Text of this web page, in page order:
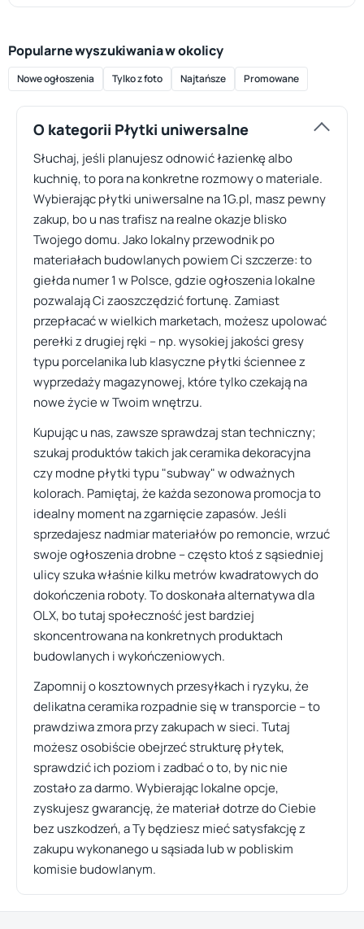
Popularne wyszukiwania w okolicy
Nowe ogłoszenia Tylko z foto Najtańsze Promowane
O kategorii Płytki uniwersalne
Słuchaj, jeśli planujesz odnowić łazienkę albo
kuchnię, to pora na konkretne rozmowy o materiale.
Wybierając płytki uniwersalne na 1G.pl, masz pewny
zakup, bo u nas trafisz na realne okazje blisko
Twojego domu. Jako lokalny przewodnik po
materiałach budowlanych powiem Ci szczerze: to
giełda numer 1 w Polsce, gdzie ogłoszenia lokalne
pozwalają Ci zaoszczędzić fortunę. Zamiast
przepłacać w wielkich marketach, możesz upolować
perełki z drugiej ręki – np. wysokiej jakości gresy
typu porcelanika lub klasyczne płytki ściennee z
wyprzedaży magazynowej, które tylko czekają na
nowe życie w Twoim wnętrzu.
Kupując u nas, zawsze sprawdzaj stan techniczny;
szukaj produktów takich jak ceramika dekoracyjna
czy modne płytki typu "subway" w odważnych
kolorach. Pamiętaj, że każda sezonowa promocja to
idealny moment na zgarnięcie zapasów. Jeśli
sprzedajesz nadmiar materiałów po remoncie, wrzuć
swoje ogłoszenia drobne – często ktoś z sąsiedniej
ulicy szuka właśnie kilku metrów kwadratowych do
dokończenia roboty. To doskonała alternatywa dla
OLX, bo tutaj społeczność jest bardziej
skoncentrowana na konkretnych produktach
budowlanych i wykończeniowych.
Zapomnij o kosztownych przesyłkach i ryzyku, że
delikatna ceramika rozpadnie się w transporcie – to
prawdziwa zmora przy zakupach w sieci. Tutaj
możesz osobiście obejrzeć strukturę płytek,
sprawdzić ich poziom i zadbać o to, by nic nie
zostało za darmo. Wybierając lokalne opcje,
zyskujesz gwarancję, że materiał dotrze do Ciebie
bez uszkodzeń, a Ty będziesz mieć satysfakcję z
zakupu wykonanego u sąsiada lub w pobliskim
komisie budowlanym.